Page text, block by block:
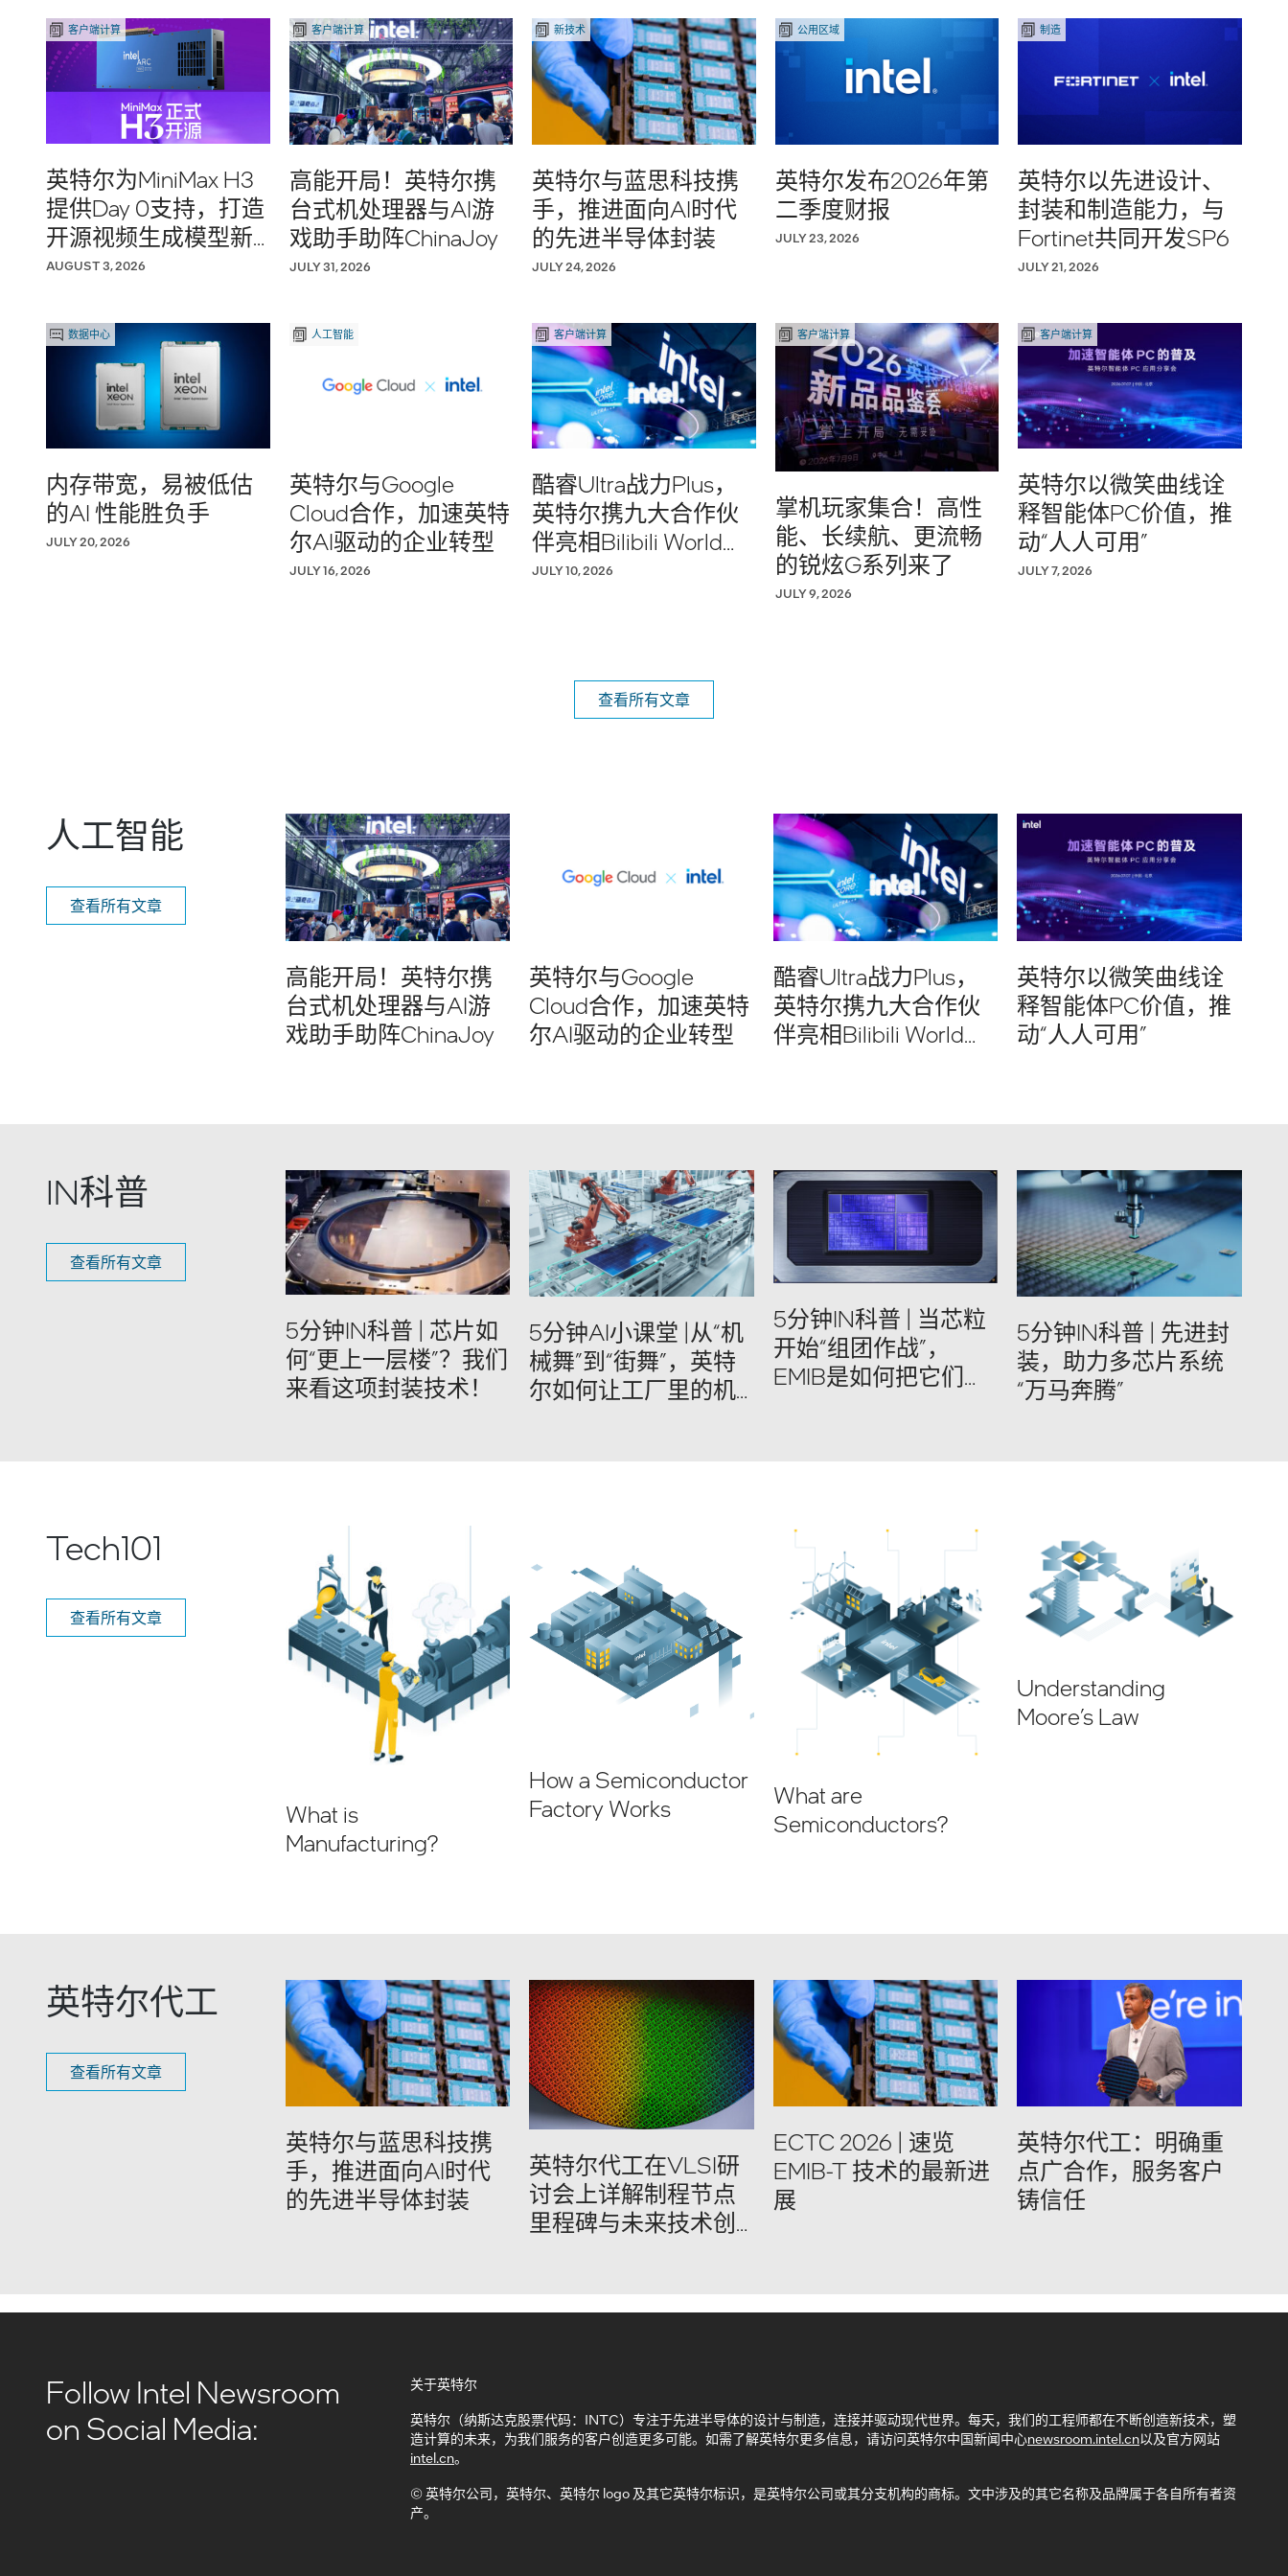
development of
Processor 6, driving
greater security,
scale, performance,
and resiliency for
organizations
worldwide.
https://lnkd.in/gNQJ
客户端计算
英特尔为MiniMax H3
提供Day 0支持，打造
开源视频生成模型新
选择！
AUGUST 3, 2026
客户端计算
高能开局！英特尔携
台式机处理器与AI游
戏助手助阵ChinaJoy
JULY 31, 2026
新技术
英特尔与蓝思科技携
手，推进面向AI时代
的先进半导体封装
JULY 24, 2026
公用区域
英特尔发布2026年第
二季度财报
JULY 23, 2026
制造
英特尔以先进设计、
封装和制造能力，与
Fortinet共同开发SP6
JULY 21, 2026
数据中心
内存带宽，易被低估
的AI 性能胜负手
JULY 20, 2026
人工智能
英特尔与Google
Cloud合作，加速英特
尔AI驱动的企业转型
JULY 16, 2026
客户端计算
酷睿Ultra战力Plus，
英特尔携九大合作伙
伴亮相Bilibili World
2026
JULY 10, 2026
客户端计算
掌机玩家集合！高性
能、长续航、更流畅
的锐炫G系列来了
JULY 9, 2026
客户端计算
英特尔以微笑曲线诠
释智能体PC价值，推
动“人人可用”
JULY 7, 2026
查看所有文章
人工智能
查看所有文章
高能开局！英特尔携
台式机处理器与AI游
戏助手助阵ChinaJoy
英特尔与Google
Cloud合作，加速英特
尔AI驱动的企业转型
酷睿Ultra战力Plus，
英特尔携九大合作伙
伴亮相Bilibili World
英特尔以微笑曲线诠
释智能体PC价值，推
动“人人可用”
IN科普
查看所有文章
5分钟IN科普 | 芯片如
何“更上一层楼”？我们
来看这项封装技术！
5分钟AI小课堂 |从“机
械舞”到“街舞”，英特
尔如何让工厂里的机
5分钟IN科普 | 当芯粒
开始“组团作战”，
EMIB是如何把它们连
5分钟IN科普 | 先进封
装，助力多芯片系统
“万马奔腾”
Tech101
查看所有文章
What is
Manufacturing?
How a Semiconductor
Factory Works
What are
Semiconductors?
Understanding
Moore’s Law
英特尔代工
查看所有文章
英特尔与蓝思科技携
手，推进面向AI时代
的先进半导体封装
英特尔代工在VLSI研
讨会上详解制程节点
里程碑与未来技术创
ECTC 2026 | 速览
EMIB-T 技术的最新进
展
英特尔代工：明确重
点广合作，服务客户
铸信任
Follow Intel Newsroom
on Social Media:
关于英特尔
英特尔（纳斯达克股票代码：INTC）专注于先进半导体的设计与制造，连接并驱动现代世界。每天，我们的工程师都在不断创造新技术，塑
造计算的未来，为我们服务的客户创造更多可能。如需了解英特尔更多信息，请访问英特尔中国新闻中心newsroom.intel.cn以及官方网站
intel.cn。
© 英特尔公司，英特尔、英特尔 logo 及其它英特尔标识，是英特尔公司或其分支机构的商标。文中涉及的其它名称及品牌属于各自所有者资
产。